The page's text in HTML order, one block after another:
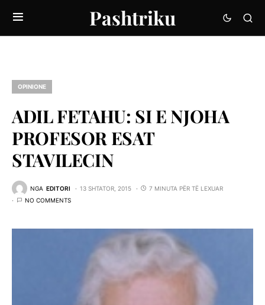
Pashtriku
OPINIONE
ADIL FETAHU: SI E NJOHA
PROFESOR ESAT
STAVILECIN
NGA EDITORI 13 SHTATOR, 2015
7 MINUTA PËR TË LEXUAR
NO COMMENTS